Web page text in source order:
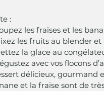
:
les fraises et les
les fruits au blender
la glace au
avec vos flocons
délicieux, gourmand
et la fraise sont de